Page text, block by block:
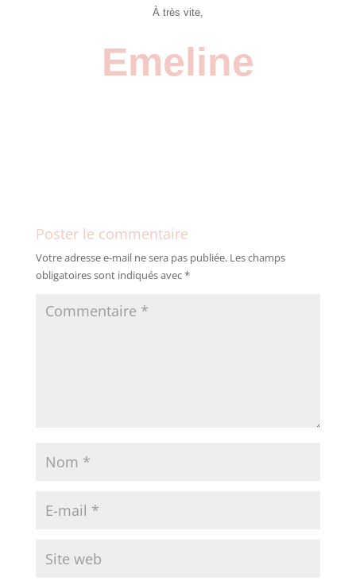
À très vite,
Emeline
Poster le commentaire
Votre adresse e-mail ne sera pas publiée. Les champs
obligatoires sont indiqués avec*